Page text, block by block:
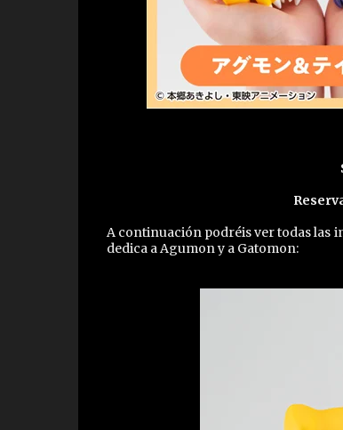
A continuación podréis ver todas las
dedica a Agumon y a Gatomon: